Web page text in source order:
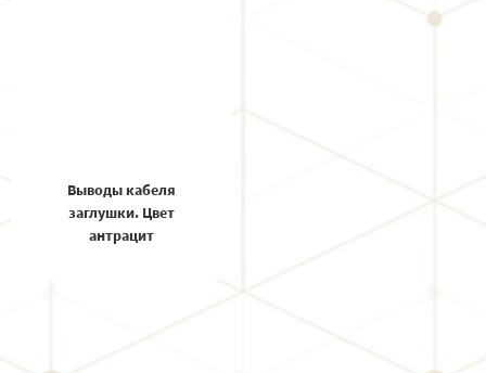
Выводы кабеля
заглушки. Цвет
антрацит